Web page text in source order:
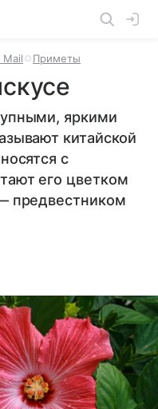
Mail Приметы
яркими
китайской
с
его цветком
предвестником